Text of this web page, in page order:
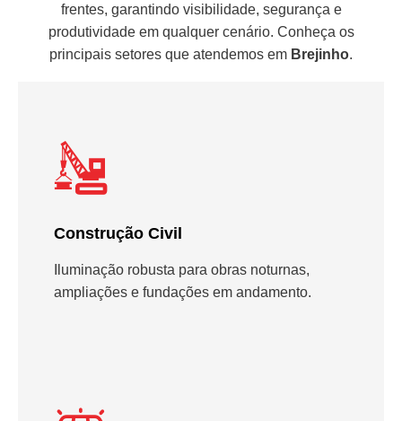
frentes, garantindo visibilidade, segurança e
produtividade em qualquer cenário. Conheça os
principais setores que atendemos em Brejinho.
Construção Civil
Iluminação robusta para obras noturnas,
ampliações e fundações em andamento.